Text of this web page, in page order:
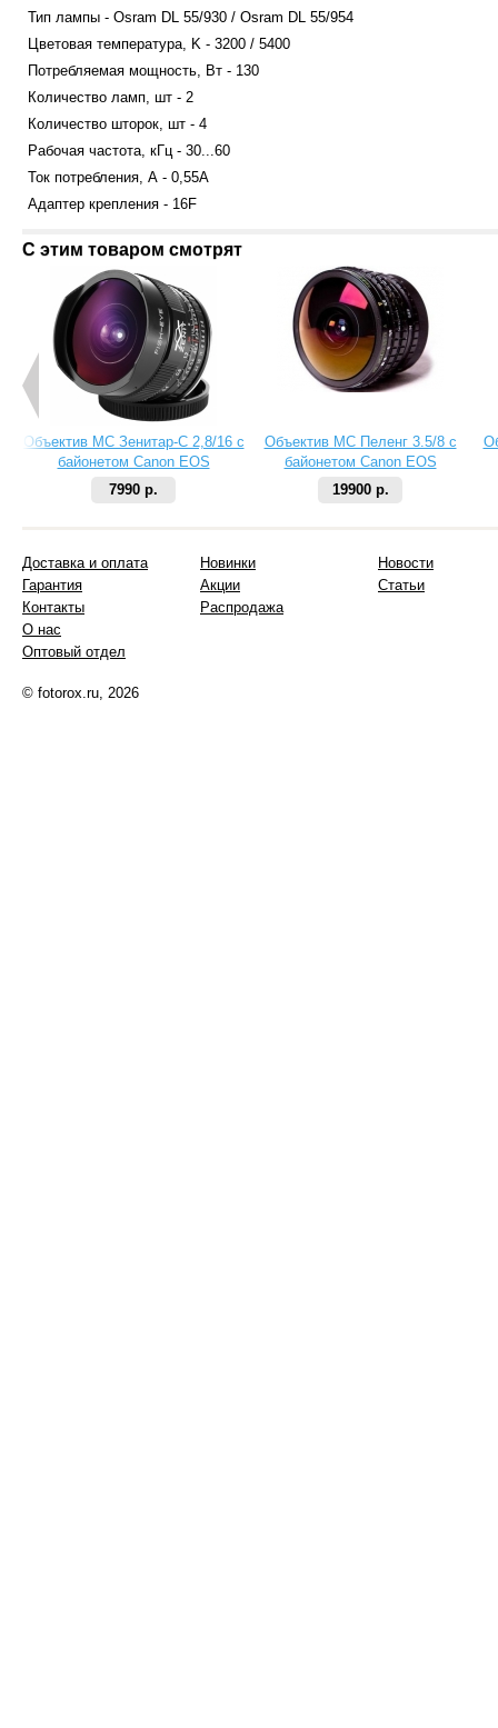
Тип лампы - Osram DL 55/930 / Osram DL 55/954
Цветовая температура, K - 3200 / 5400
Потребляемая мощность, Вт - 130
Количество ламп, шт - 2
Количество шторок, шт - 4
Рабочая частота, кГц - 30...60
Ток потребления, А - 0,55А
Адаптер крепления - 16F
С этим товаром смотрят
Объектив МС Зенитар-C 2,8/16 с
байонетом Canon EOS
7990 р.
Объектив МС Пеленг 3.5/8 с
байонетом Canon EOS
19900 р.
Доставка и оплата
Гарантия
Контакты
О нас
Оптовый отдел
Новинки
Акции
Распродажа
Новости
Статьи
© fotorox.ru, 2026